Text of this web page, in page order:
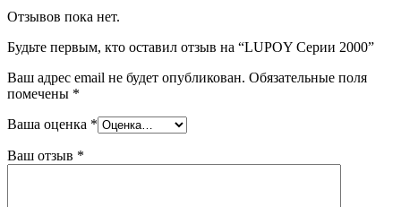
Отзывов пока нет.
Будьте первым, кто оставил отзыв на “LUPOY Серии 2000”
Ваш адрес email не будет опубликован. Обязательные поля
помечены *
Ваша оценка *
Ваш отзыв *